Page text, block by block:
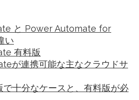
と Power Automate for
い
有料版
が連携可能な主なクラウドサ
で十分なケースと、有料版が必